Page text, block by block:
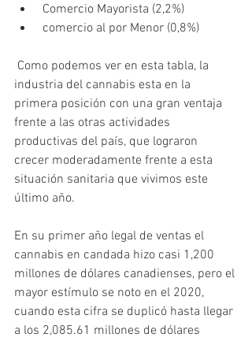
Comercio Mayorista (2,2%)
comercio al por Menor (0,8%)
industria del cannabis esta en la
primera posición con una gran ventaja
frente a las otras actividades
productivas del país, que lograron
crecer moderadamente frente a esta
situación sanitaria que vivimos este
último año.
En su primer año legal de ventas el
cannabis en candada hizo casi 1,200
millones de dólares canadienses, pero el
mayor estímulo se noto en el 2020,
cuando esta cifra se duplicó hasta llegar
a los 2,085.61 millones de dólares